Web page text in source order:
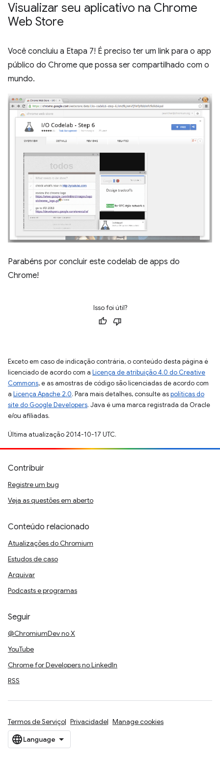
Visualizar seu aplicativo na Chrome
Web Store
Você concluiu a Etapa 7! É preciso ter um link para o app
público do Chrome que possa ser compartilhado com o
mundo.
Parabéns por concluir este codelab de apps do
Chrome!
Isso foi útil?
Exceto em caso de indicação contrária, o conteúdo desta página é
licenciado de acordo com a Licença de atribuição 4.0 do Creative
Commons, e as amostras de código são licenciadas de acordo com
a Licença Apache 2.0. Para mais detalhes, consulte aspolíticas do
site do Google Developers. Java é uma marca registrada da Oracle
e/ou afiliadas.
Última atualização 2014-10-17 UTC.
Contribuir
Registre um bug
Veja as questões em aberto
Conteúdo relacionado
Atualizações do Chromium
Estudos de caso
Arquivar
Podcasts e programas
Seguir
@ChromiumDev no X
YouTube
Chrome for Developers no LinkedIn
RSS
Termos de Serviço Privacidade Manage cookies